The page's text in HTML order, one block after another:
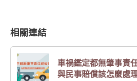
相關連結
車禍鑑定都無肇事責
與民事賠償該怎麼處